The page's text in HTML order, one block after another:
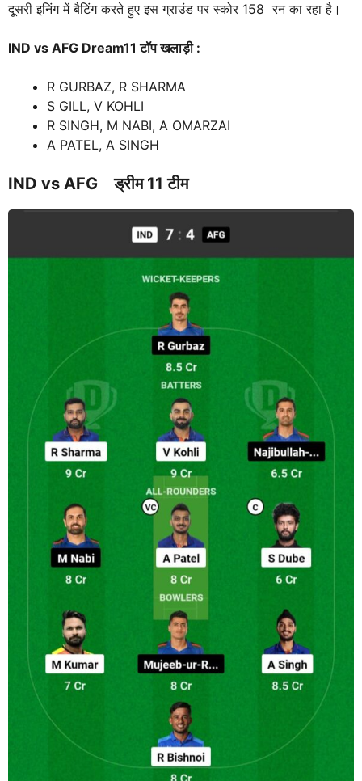
दूसरी इनिंग में बैटिंग करते हुए इस ग्राउंड पर स्कोर 158 रन का रहा है।
IND vs AFG Dream11 टॉप खलाड़ी :
R GURBAZ, R SHARMA
S GILL, V KOHLI
R SINGH, M NABI, A OMARZAI
A PATEL, A SINGH
IND vs AFGड्रीम 11 टीम